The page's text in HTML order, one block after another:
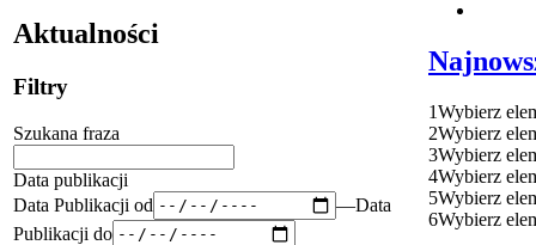
Aktualności
Filtry
Szukana fraza
Data publikacji
Data Publikacji od
—Data
Publikacji do
1Wybierz
2Wybierz
3Wybierz
4Wybierz
5Wybierz
6Wybierz